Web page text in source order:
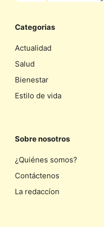
Categorias
Actualidad
Salud
Bienestar
Estilo de vida
Sobre nosotros
¿Quiénes somos?
Contáctenos
La redaccíon